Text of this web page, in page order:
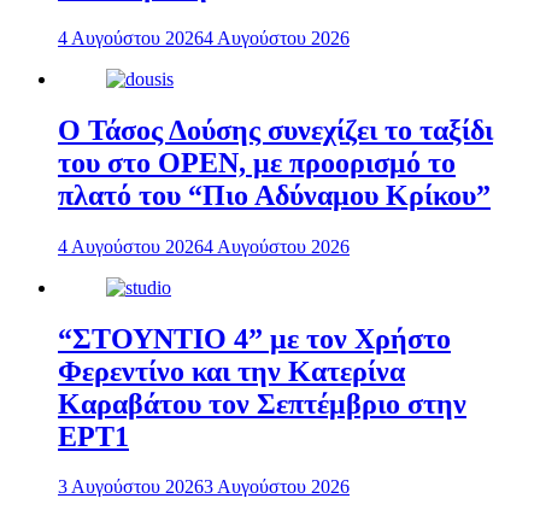
4 Αυγούστου 20264 Αυγούστου 2026
Ο Τάσος Δούσης συνεχίζει το ταξίδι
του στο OPEN, με προορισμό το
πλατό του “Πιο Αδύναμου Κρίκου”
4 Αυγούστου 20264 Αυγούστου 2026
“ΣΤΟΥΝΤΙΟ 4” με τον Χρήστο
Φερεντίνο και την Κατερίνα
Καραβάτου τον Σεπτέμβριο στην
ΕΡΤ1
3 Αυγούστου 20263 Αυγούστου 2026